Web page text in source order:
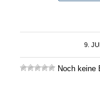
9.
Noch keine